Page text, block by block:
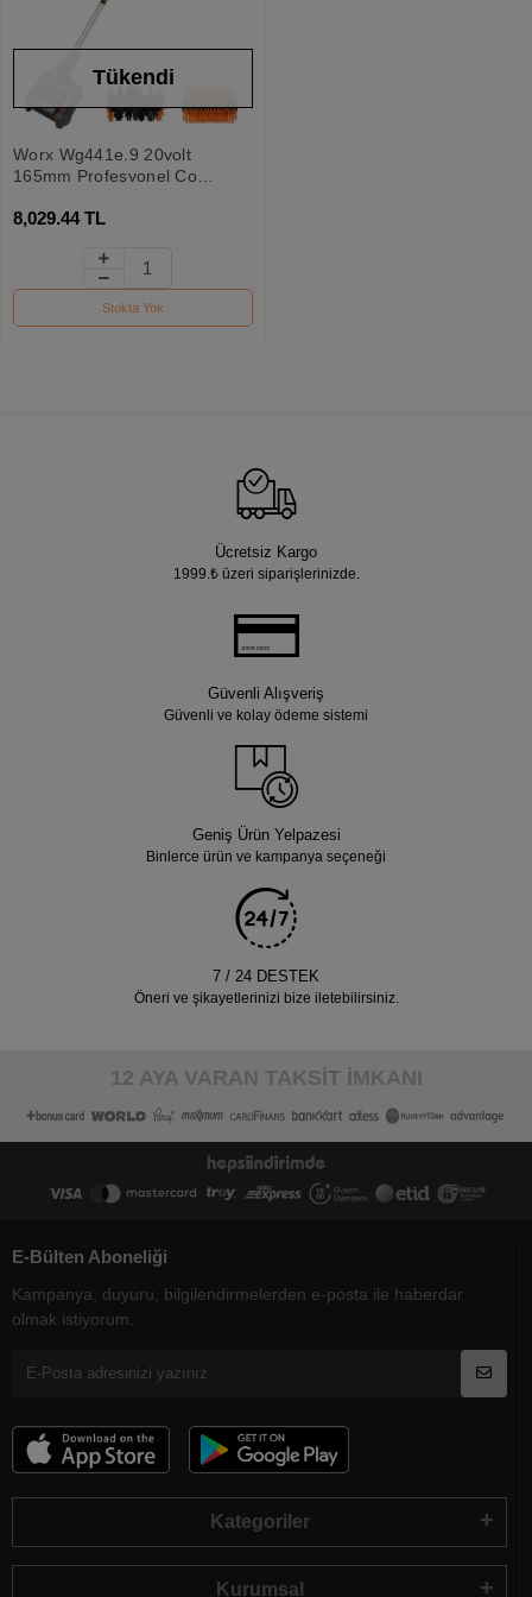
Tükendi
Worx Wg441e.9 20volt
165mm Profesyonel Çok
(akü Dahil Değildir)
8,029.44 TL
Stokta Yok
Ücretsiz Kargo
1999.₺ üzeri siparişlerinizde.
Güvenli Alışveriş
Güvenli ve kolay ödeme sistemi
Geniş Ürün Yelpazesi
Binlerce ürün ve kampanya seçeneği
7 / 24 DESTEK
Öneri ve şikayetlerinizi bize iletebilirsiniz.
12 AYA VARAN TAKSİT İMKANI
E-Bülten Aboneliği
Kampanya, duyuru, bilgilendirmelerden e-posta ile haberdar
olmak istiyorum.
Kategoriler
Kurumsal